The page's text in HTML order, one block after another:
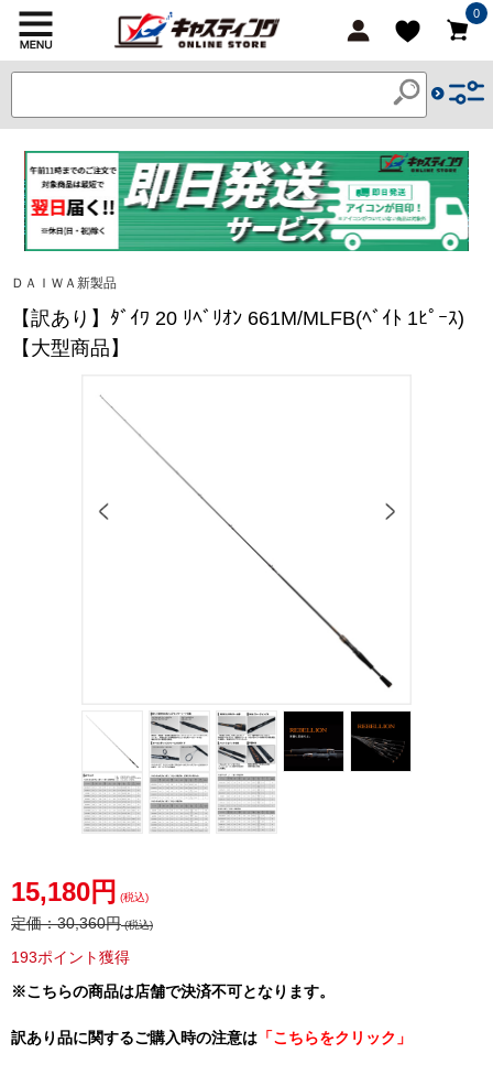
0
ＤＡＩＷＡ新製品
【訳あり】ﾀﾞｲﾜ 20 ﾘﾍﾞﾘｵﾝ 661M/MLFB(ﾍﾞｲﾄ 1ﾋﾟｰｽ)
【大型商品】
15,180円 (税込)
定価：30,360円(税込)
193ポイント獲得
※こちらの商品は店舗で決済不可となります。
訳あり品に関するご購入時の注意は 「こちらをクリック」